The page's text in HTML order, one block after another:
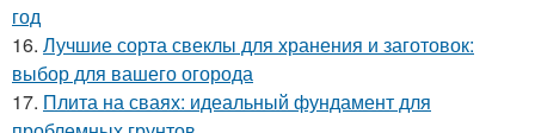
год
16. Лучшие сорта свеклы для хранения и заготовок:
выбор для вашего огорода
17. Плита на сваях: идеальный фундамент для